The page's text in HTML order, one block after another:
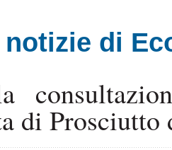
notizie di
di Prosciutto